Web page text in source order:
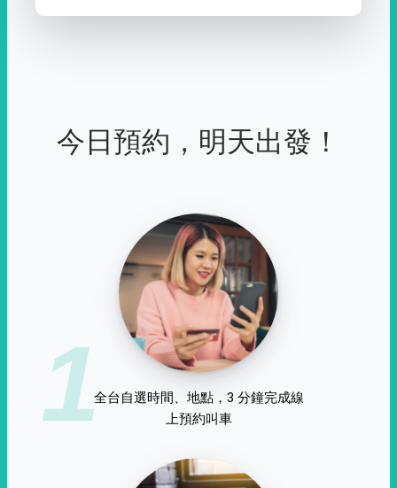
今日預約，明天出發！
1全台自選時間、地點，3 分鐘完成線
上預約叫車